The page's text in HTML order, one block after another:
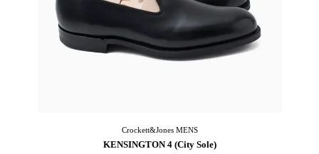
Crockett&JonesMENS
KENSINGTON 4 (City Sole)